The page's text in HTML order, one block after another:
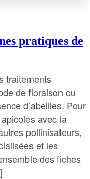
pratiques de
traitements
de floraison ou
d’abeilles. Pour
avec la
pollinisateurs,
et les
des fiches